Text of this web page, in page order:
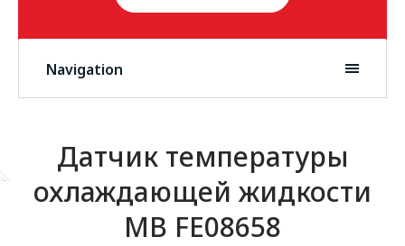
Navigation
Датчик температуры
охлаждающей жидкости
MB FE08658